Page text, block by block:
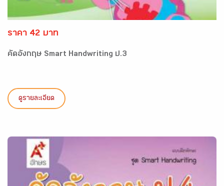
ราคา 42 บาท
คัดอังกฤษ Smart Handwriting ป.3
ดูรายละเอียด